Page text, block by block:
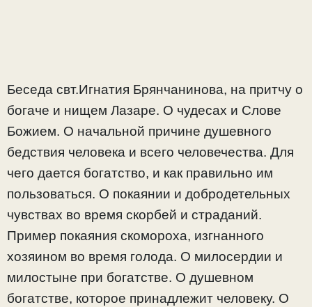
Беседа свт.Игнатия Брянчанинова, на притчу о
богаче и нищем Лазаре. О чудесах и Слове
Божием. О начальной причине душевного
бедствия человека и всего человечества. Для
чего дается богатство, и как правильно им
пользоваться. О покаянии и добродетельных
чувствах во время скорбей и страданий.
Пример покаяния скомороха, изгнанного
хозяином во время голода. О милосердии и
милостыне при богатстве. О душевном
богатстве, которое принадлежит человеку. О